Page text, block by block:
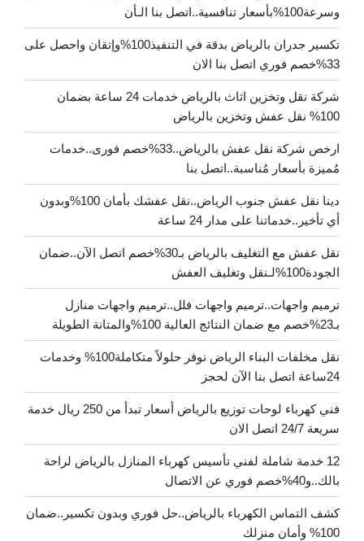
وسرعة100%بأسعار تنافسية..اتصل بنا الـأن
تكسير جدران بالرياض بدقة في التنفيذ100%وإتقان واحصل على
33%خصم فوري اتصل بنا الان
شركة نقل وتخزين اثاث بالرياض خدمات 24 ساعة بضمان
100% نقل عفش وتخزين بالرياض
ارخص شركة نقل عفش بالرياض..33%خصم فورى..خدمات
مُميزة بأسعار مُناسبة..اتصل بنا
دينا نقل عفش جنوب الرياض..نقل عفشك بأمان 100%وبدون
أي تأخير..خدماتنا على مدار 24 ساعة
نقل عفش مع التغليف بالرياض بـ30%خصم اتصل الآن..ضمان
الجودة100%لـنقل وتغليف العفش
ترميم واجهات..ترميم واجهات فلل..ترميم واجهات منازل
بـ23%خصم مع ضمان النتائج العالية 100%والمتانة الطويلة
نقل مخلفات البناء الرياض نوفر حلولاً متكاملة100% وخدمات
24ساعة اتصل بنا الآن لحجز
فني كهرباء لوحات توزيع بالرياض أسعار تبدأ من 250 ريال خدمة
سريعة 24/7 اتصل الان
12 خدمة شاملة لفني تأسيس كهرباء المنازل بالرياض لراحة
بالك..و40%خصم فوري عن الاتصال
كشف التماس الكهرباء بالرياض..حل فوري وبدون تكسير..ضمان
100% وأمان منزلك